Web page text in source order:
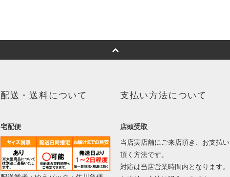
配送・送料について
宅配便
支払い方法について
店頭受取
当店実店舗にご来店頂き、お支払い
頂く方法です。
対応は当店営業時間内となります。